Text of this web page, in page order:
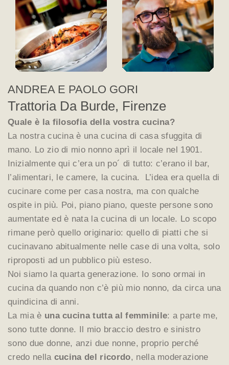
ANDREA E PAOLO GORI
Trattoria Da Burde, Firenze
Quale è la filosofia della vostra cucina?
La nostra cucina è una cucina di casa sfuggita di
mano. Lo zio di mio nonno aprì il locale nel 1901.
Inizialmente qui c’era un po´ di tutto: c’erano il bar,
l’alimentari, le camere, la cucina. L’idea era quella di
cucinare come per casa nostra, ma con qualche
ospite in più. Poi, piano piano, queste persone sono
aumentate ed è nata la cucina di un locale. Lo scopo
rimane però quello originario: quello di piatti che si
cucinavano abitualmente nelle case di una volta, solo
riproposti ad un pubblico più esteso.
Noi siamo la quarta generazione. Io sono ormai in
cucina da quando non c’è più mio nonno, da circa una
quindicina di anni.
La mia è una cucina tutta al femminile: a parte me,
sono tutte donne. Il mio braccio destro e sinistro
sono due donne, anzi due nonne, proprio perché
credo nella cucina del ricordo, nella moderazione